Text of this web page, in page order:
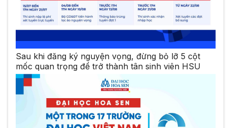
Sau khi đăng ký nguyện vọng, đừng bỏ lỡ 5 cột
mốc quan trọng để trở thành tân sinh viên HSU